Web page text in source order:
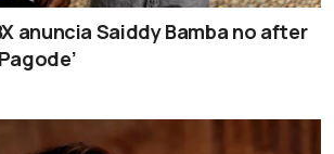
anuncia Saiddy Bamba no after